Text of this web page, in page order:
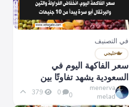
في التصنيف
خليجي
سعر الفاكهة اليوم في
السعودية يشهد تفاوتًا بين
المناطق
menerva
melad
0
379 0